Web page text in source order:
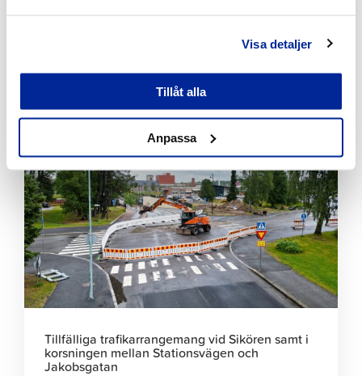
Visa detaljer
Tillåt alla
Anpassa
Bekämpningen av invasiva växter fortskrider
planenligt i Jakobstad
för
att
läsa
artikeln
Tillfälliga trafikarrangemang vid Sikören samt i
korsningen mellan Stationsvägen och
Jakobsgatan